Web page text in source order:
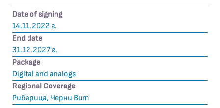
Date of signing
14.11.2022 г.
End date
31.12.2027 г.
Package
Digital and analogs
Regional Coverage
Рибарица, Черни Вит